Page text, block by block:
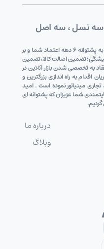
؛ سه نسل ، سه اصل
شرکت شکوهمند گستر دی (علی اکبری) به پشتوانه 6 دهه اعتماد شما و بر
تضمین اصالت کالا، تضمین
به تخصصی شدن بازار آنلاین در
اقدام به راه اندازی بزرگترین و
مینیاتور نموده است . امید
شما عزیزان که پشتوانه ای
درباره ما
وبلاگ